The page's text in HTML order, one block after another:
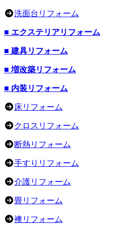
洗面台リフォーム
■ エクステリアリフォーム
■ 建具リフォーム
■ 増改築リフォーム
■ 内装リフォーム
床リフォーム
クロスリフォーム
断熱リフォーム
手すりリフォーム
介護リフォーム
畳リフォーム
襖リフォーム